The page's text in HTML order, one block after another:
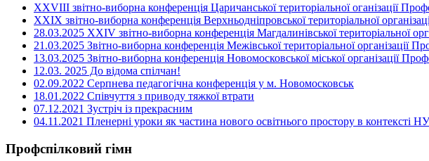
ХХVIII звітно-виборна конференція Царичанської територіальної оганізації
XXIX звітно-виборна конференція Верхньодніпровської територіальної
28.03.2025 ХХІV звітно-виборна конференція Магдалинівської територіальної
21.03.2025 Звітно-виборна конференція Межівської територіальної організації
13.03.2025 Звітно-виборна конференція Новомосковської міської організації
12.03. 2025 До відома спілчан!
02.09.2022 Серпнева педагогічна конференція у м. Новомосковськ
18.01.2022 Співчуття з приводу тяжкої втрати
07.12.2021 Зустріч із прекрасним
04.11.2021 Пленерні уроки як частина нового освітнього простору в контексті
Профспілковий гімн